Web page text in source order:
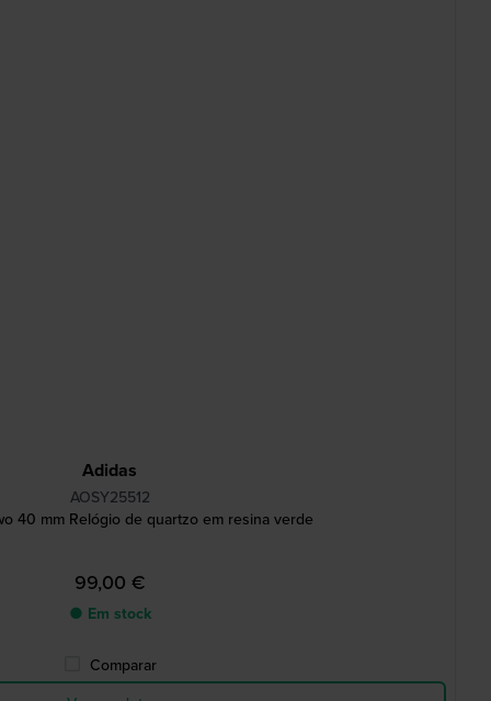
Adidas
AOSY25512
40 mm Relógio de quartzo em resina verde
99,00 €
● Em stock
Comparar